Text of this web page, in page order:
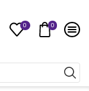
0 0